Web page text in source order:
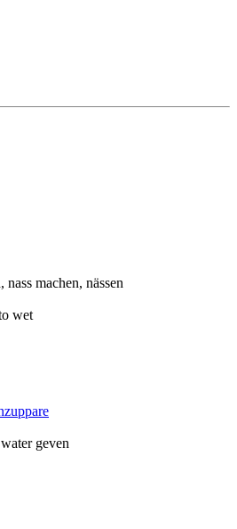
machen, nässen
wet
geven